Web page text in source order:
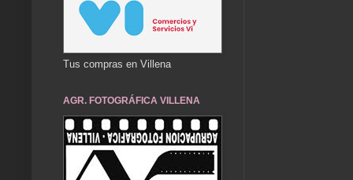
Tus compras en Villena
AGR. FOTOGRÁFICA VILLENA